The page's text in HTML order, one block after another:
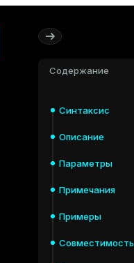
Содержание
Синтаксис
Описание
Параметры
Примечания
Примеры
Совместимость